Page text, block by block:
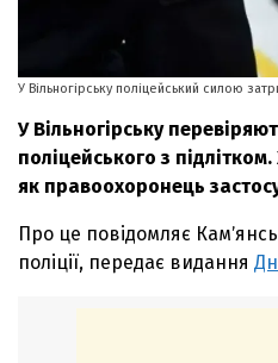
У Вільногірську поліцейський силою
У Вільногірську
поліцейського з
як правоохоронець
Про це повідомляє
поліції, передає видання